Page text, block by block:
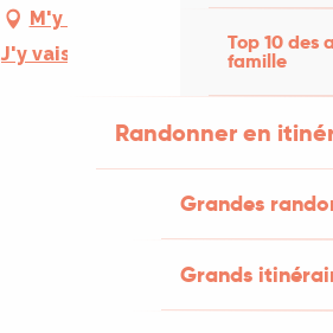
Top 10 des
famille
Randonner en
Grandes
Grands
M'y rendre
J'y vais en train !